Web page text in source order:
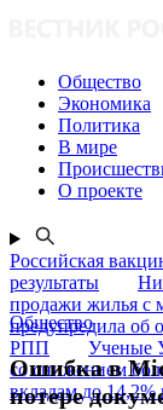
Общество
Экономика
Политика
В мире
О проекте
Российская
результаты
продажи жилья с
предупредила об
РПП
Ученые
со снижением
вкладам до
Общество
Ошибка в
потере